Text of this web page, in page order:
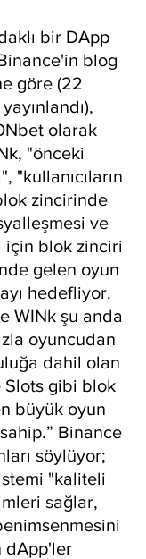
bir DApp
blog
göre (22
olarak
"önceki
"kullanıcıların
zincirinde
ve
için blok zinciri
gelen oyun
hedefliyor.
WINk şu anda
oyuncudan
dahil olan
Slots gibi blok
büyük oyun
Binance
söylüyor;
"kaliteli
sağlar,
dApp'ler